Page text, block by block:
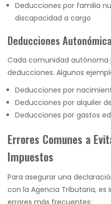
Deducciones por familia
discapacidad a cargo
Deducciones
Cada comunidad autónoma
deducciones. Algunos
Deducciones por
Deducciones por alquiler
Deducciones por gastos
Errores Comunes a
Impuestos
Para asegurar una
con la Agencia Tributaria,